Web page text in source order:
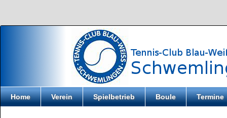
Direkt zum Inhalt
Home Verein Spielbetrieb Boule Termine